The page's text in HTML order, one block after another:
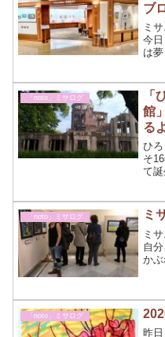
ブ
ミ
今
は
福
で
日
「noto」ミサログ
「
館
る
ひ
そ
て
作
の
ン
さ
「noto」ミサログ ミ
ミ
自
か
「
ぱ
いえ
「noto」ミサログ
昨